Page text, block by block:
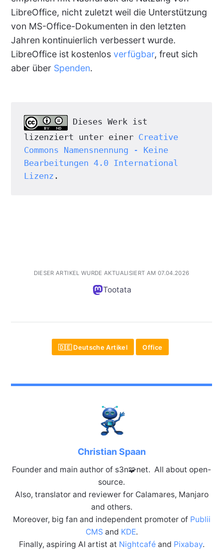
LibreOffice, nicht zuletzt weil die Unterstützung
von MS-Office-Dokumenten in den letzten
Jahren kontinuierlich verbessert wurde.
LibreOffice ist kostenlos verfügbar, freut sich
aber über Spenden.
Dieses Werk ist
lizenziert unter einer Creative
Commons Namensnennung - Keine
Bearbeitungen 4.0 International
Lizenz .
DIESER ARTIKEL WURDE AKTUALISIERT AM 07.04.2026
Tootata
🇩🇪 Deutsche Artikel Office
Christian Spaan
Founder and main author of s3n🧩net. All about open-
source.
Also, translator and reviewer for Calamares, Manjaro
and others.
Moreover, big fan and independent promoter of Publii
CMS and KDE.
Finally, aspiring AI artist at Nightcaféand Pixabay.